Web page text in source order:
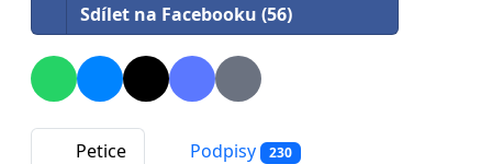
Sdílet na Facebooku (56)
Petice Podpisy 230